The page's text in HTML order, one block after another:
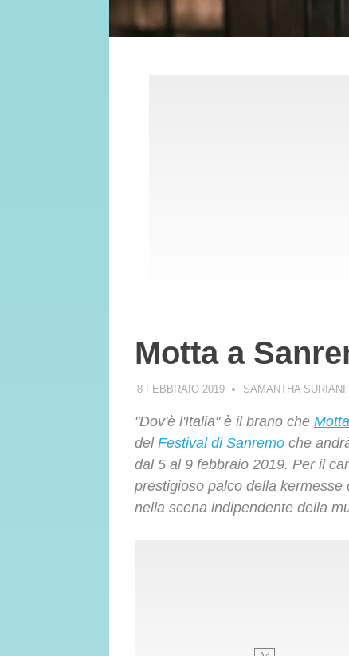
Motta a
8 FEBBRAIO 2019 SAMANTHA
"Dov'è l'Italia" è il brano che Motta
del Festival di Sanremo che
dal 5 al 9 febbraio 2019. Per il
prestigioso palco della
nella scena indipendente della